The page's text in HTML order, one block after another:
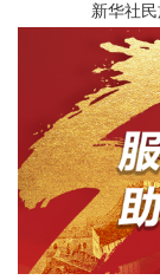
新华社